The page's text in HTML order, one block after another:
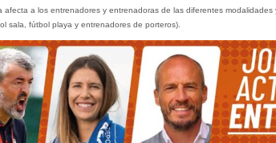
afecta a los entrenadores y entrenadoras de las diferentes
sala, fútbol playa y entrenadores de porteros).